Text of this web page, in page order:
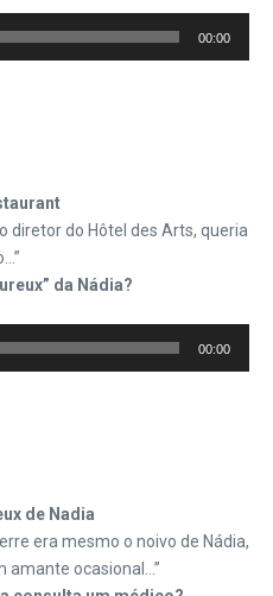
00:00
diretor do Hôtel des Arts, queria
da Nádia?
00:00
de Nadia
era mesmo o noivo de Nádia,
amante ocasional…”